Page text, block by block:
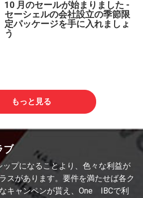
10 月のセールが始まりました -
セーシェルの会社設立の季節限
定パッケージを手に入れましょ
う
もっと見る
ブ
プになることより、色々な利益が
スがあります。要件を満たせば各ク
キャンペンが貰え、One IBCで利